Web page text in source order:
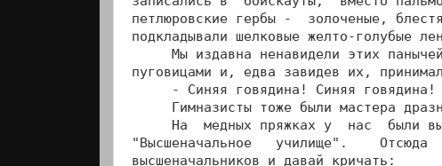
петлюровские гербы -  золоченые,
подкладывали шелковые желто-голубые
Мы издавна ненавидели этих
пуговицами и, едва завидев их,
     - Синяя говядина! Синяя говядина!
Гимназисты тоже были мастера
На  медных пряжках у  нас  были
"Высшеначальное   училище".
высшеначальников и давай кричать: